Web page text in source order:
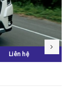
Liên hệ